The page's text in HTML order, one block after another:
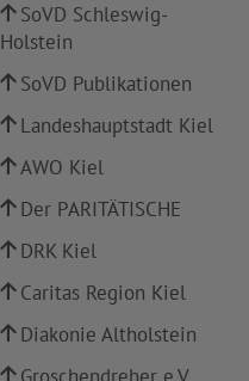
SoVD Schleswig-
Holstein
SoVD Publikationen
Landeshauptstadt Kiel
AWO Kiel
Der PARITÄTISCHE
DRK Kiel
Caritas Region Kiel
Diakonie Altholstein